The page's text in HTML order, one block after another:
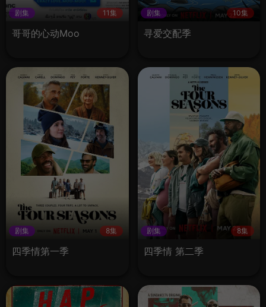
剧集 11集
哥哥的心动Moo
剧集 10集
寻爱交配季
剧集 8集
四季情第一季
剧集 8集
四季情 第二季